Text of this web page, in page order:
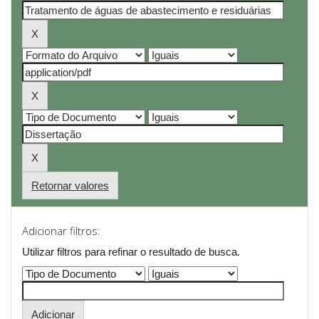
Retornar valores
Adicionar filtros:
Utilizar filtros para refinar o resultado de busca.